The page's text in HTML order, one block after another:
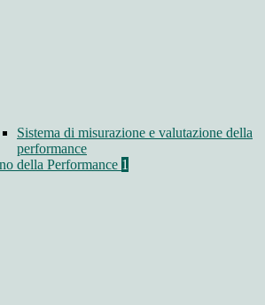
Sistema di misurazione e valutazione della
performance
della Performance 1